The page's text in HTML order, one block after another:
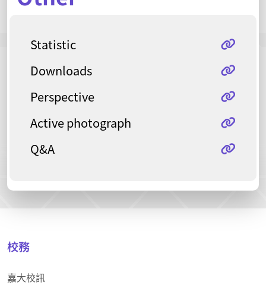
Statistic
Downloads
Perspective
Active photograph
Q&A
校務
嘉大校訊